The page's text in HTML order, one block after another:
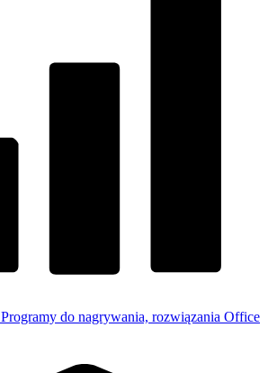
Programy do nagrywania, rozwiązania Office